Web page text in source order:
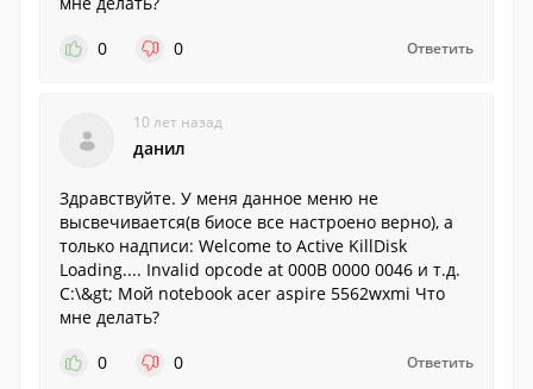
0
0 Ответить
10 лет назад
данил
Здравствуйте. У меня данное меню не
высвечивается(в биосе все настроено верно), а
только надписи: Welcome to Active KillDisk
Loading.... Invalid opcode at 000B 0000 0046 и т.д.
C:\&gt; Мой notebook acer aspire 5562wxmi Что
мне делать?
0
0 Ответить